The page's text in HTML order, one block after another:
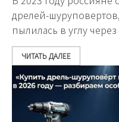
дрелей-
пылилась в углу
ЧИТАТЬ ДАЛЕЕ